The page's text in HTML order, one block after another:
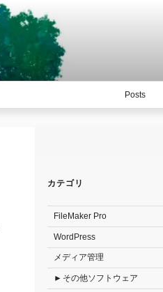
Posts
カテゴリ
FileMaker Pro
WordPress
メディア管理
その他ソフトウェア